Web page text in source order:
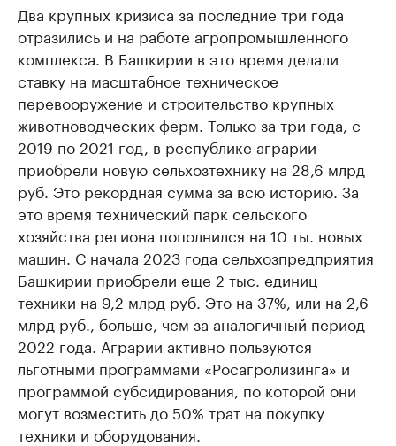
Два крупных кризиса за последние три года
отразились и на работе агропромышленного
комплекса. В Башкирии в это время делали
ставку на масштабное техническое
перевооружение и строительство крупных
животноводческих ферм. Только за три года, с
2019 по 2021 год, в республике аграрии
приобрели новую сельхозтехнику на 28,6 млрд
руб. Это рекордная сумма за всю историю. За
это время технический парк сельского
хозяйства региона пополнился на 10 ты. новых
машин. С начала 2023 года сельхозпредприятия
Башкирии приобрели еще 2 тыс. единиц
техники на 9,2 млрд руб. Это на 37%, или на 2,6
млрд руб., больше, чем за аналогичный период
2022 года. Аграрии активно пользуются
льготными программами «Росагролизинга» и
программой субсидирования, по которой они
могут возместить до 50% трат на покупку
техники и оборудования.